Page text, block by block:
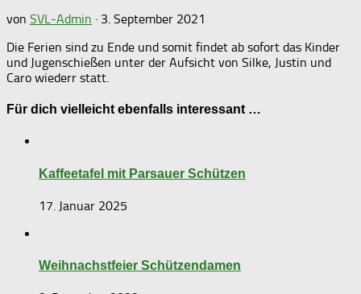
von SVL-Admin · 3. September 2021
Die Ferien sind zu Ende und somit findet ab sofort das Kinder
und Jugenschießen unter der Aufsicht von Silke, Justin und
Caro wiederr statt.
Für dich vielleicht ebenfalls interessant …
Kaffeetafel mit Parsauer Schützen
17. Januar 2025
Weihnachstfeier Schützendamen